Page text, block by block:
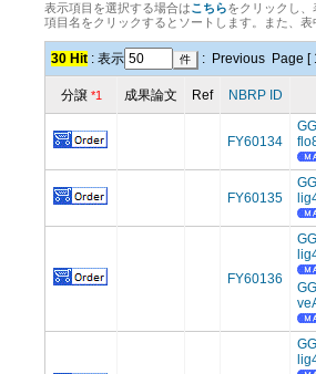
表示項目を選択する場合はこちらをクリックし、
項目名をクリックするとソートします。また、
30 Hit : 表示 : Previous Page [
分譲*1 成果論文 Ref NBRP ID
FY60134
FY60135
FY60136